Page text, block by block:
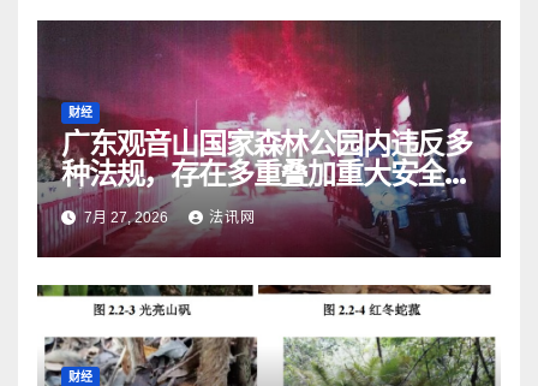
财经
广东观音山国家森林公园内违反多
种法规，存在多重叠加重大安全风
险7月 27, 2026 法讯网
财经